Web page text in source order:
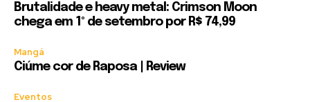
Brutalidade e heavy metal: Crimson Moon
chega em 1º de setembro por R$ 74,99
Mangá
Ciúme cor de Raposa | Review
Eventos